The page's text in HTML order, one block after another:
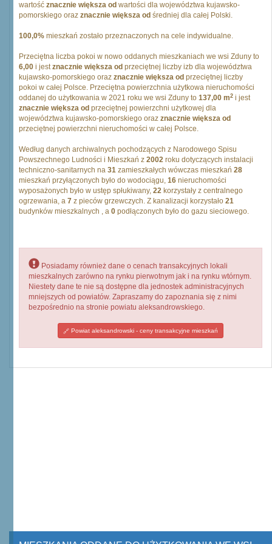
wartość znacznie większa od wartości dla województwa kujawsko-
pomorskiego oraz znacznie większa od średniej dla całej Polski.
100,0% mieszkań zostało przeznaczonych na cele indywidualne.
Przeciętna liczba pokoi w nowo oddanych mieszkaniach we wsi Zduny to
6,00 i jestznacznie większa od przeciętnej liczby izb dla województwa
kujawsko-pomorskiego oraz znacznie większa od przeciętnej liczby
pokoi w całej Polsce. Przeciętna powierzchnia użytkowa nieruchomości
oddanej do użytkowania w 2021 roku we wsi Zduny to 137,00 m2 i jest
znacznie większa od przeciętnej powierzchni użytkowej dla
województwa kujawsko-pomorskiego oraz znacznie większa od
przeciętnej powierzchni nieruchomości w całej Polsce.
Według danych archiwalnych pochodzących z Narodowego Spisu
Powszechnego Ludności i Mieszkań z 2002 roku dotyczących instalacji
techniczno-sanitarnych na 31 zamieszkałych wówczas mieszkań 28
mieszkań przyłączonych było do wodociągu, 16 nieruchomości
wyposażonych było w ustęp spłukiwany, 22 korzystały z centralnego
ogrzewania, a 7 z pieców grzewczych. Z kanalizacji korzystało 21
budynków mieszkalnych , a 0 podłączonych było do gazu sieciowego.
Posiadamy również dane o cenach transakcyjnych lokali
mieszkalnych zarówno na rynku pierwotnym jak i na rynku wtórnym.
Niestety dane te nie są dostępne dla jednostek administracyjnych
mniejszych od powiatów. Zapraszamy do zapoznania się z nimi
bezpośrednio na stronie powiatu aleksandrowskiego.
Powiat aleksandrowski - ceny transakcyjne mieszkań